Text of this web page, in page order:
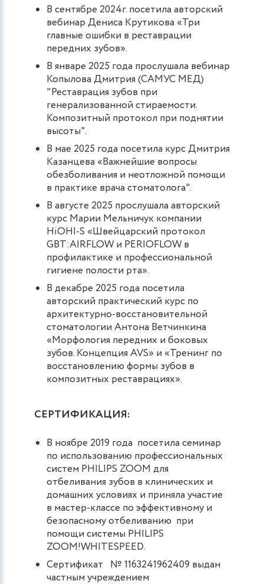
В сентябре 2024г. посетила авторский
вебинар Дениса Крутикова «Три
главные ошибки в реставрации
передних зубов».
В январе 2025 года прослушала вебинар
Копылова Дмитрия (САМУС МЕД)
"Реставрация зубов при
генерализованной стираемости.
Композитный протокол при поднятии
высоты".
В мае 2025 года посетила курс Дмитрия
Казанцева «Важнейшие вопросы
обезболивания и неотложной помощи
в практике врача стоматолога".
В августе 2025 прослушала авторский
курс Марии Мельничук компании
HiOHI-S «Швейцарский протокол
GBT:AIRFLOW и PERIOFLOW в
профилактике и профессиональной
гигиене полости рта».
В декабре 2025 года посетила
авторский практический курс по
архитектурно-восстановительной
стоматологии Антона Ветчинкина
«Морфология передних и боковых
зубов. Концепция AVS» и «Тренинг по
восстановлению формы зубов в
композитных реставрациях».
СЕРТИФИКАЦИЯ:
В ноябре 2019 года посетила семинар
по использованию профессиональных
систем PHILIPS ZOOM для
отбеливания зубов в клинических и
домашних условиях и приняла участие
в мастер-классе по эффективному и
безопасному отбеливанию при
помощи системы PHILIPS
ZOOM!WHITESPEED.
Сертификат № 1163241962409 выдан
частным учреждением